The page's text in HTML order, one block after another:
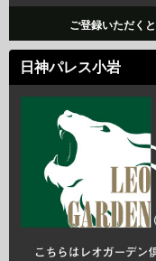
ご登録いただくと
日神パレス小岩